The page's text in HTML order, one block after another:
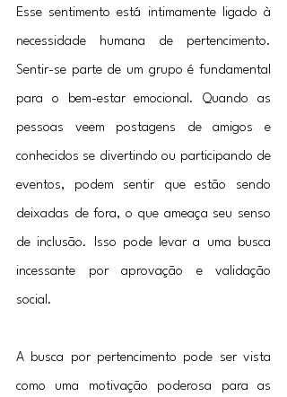
Esse sentimento está intimamente ligado à
necessidade humana de pertencimento.
Sentir-se parte de um grupo é fundamental
para o bem-estar emocional. Quando as
pessoas veem postagens de amigos e
conhecidos se divertindo ou participando de
eventos, podem sentir que estão sendo
deixadas de fora, o que ameaça seu senso
de inclusão. Isso pode levar a uma busca
incessante por aprovação e validação
social.
A busca por pertencimento pode ser vista
como uma motivação poderosa para as